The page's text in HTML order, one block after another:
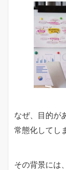
なぜ、目的が
常態化してし
その背景には